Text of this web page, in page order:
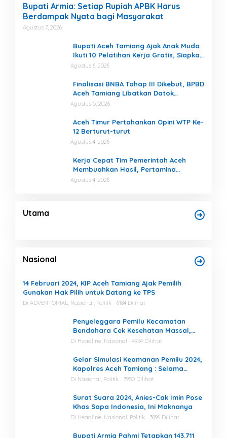
Bupati Armia: Setiap Rupiah APBK Harus
Berdampak Nyata bagi Masyarakat
Agustus 7, 2026
Bupati Aceh Tamiang Ajak Anak Muda
Ikuti 10 Pelatihan Kerja Gratis, Siapkan
SDM Siap Kerja dan Berwirausaha
Agustus 6, 2026
Finalisasi BNBA Tahap III Dikebut, BPBD
Aceh Tamiang Libatkan Datok
Penghulu untuk Vervali Stimulan
Agustus 5, 2026
Aceh Timur Pertahankan Opini WTP Ke-
12 Berturut-turut
Agustus 4, 2026
Kerja Cepat Tim Pemerintah Aceh
Membuahkan Hasil, Pertamina
Tambah Penyaluran BBM untuk Aceh
Agustus 4, 2026
Utama
Nasional
14 Februari 2024, KIP Aceh Tamiang Ajak Pemilih
Gunakan Hak Pilih untuk Datang ke TPS
Di ADVENTORIAL, Nasional, Politik 6184 Dilihat
Penyeleggara Pemilu Kecamatan
Bendahara Cek Kesehatan Massal,
Ketua KIP Aceh Tamiang Beri Apresiasi
Di Headline, Nasional 4954 Dilihat
Gelar Simulasi Keamanan Pemilu 2024,
Kapolres Aceh Tamiang : Selama
Proses, Kami Siap dan Mampu
Di Nasional, Politik 3950 Dilihat
Surat Suara 2024, Anies-Cak Imin Pose
Khas Sapa Indonesia, Ini Maknanya
Di Headline, Nasional, Politik 3896 Dilihat
Bupati Armia Pahmi Tetapkan 143.711